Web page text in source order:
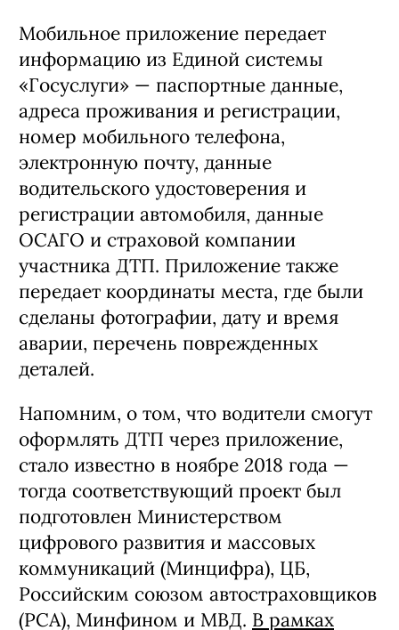
наличии придется оформлять
бумажное извещение. Если все пункты
будут выполнены в соответствии с
действующими нормативными актами,
страховая служба не будет иметь права
отказать в выплате.
Мобильное приложение передает
информацию из Единой системы
«Госуслуги» — паспортные данные,
адреса проживания и регистрации,
номер мобильного телефона,
электронную почту, данные
водительского удостоверения и
ОСАГО и страховой компании
участника ДТП. Приложение также
передает координаты места, где были
сделаны фотографии, дату и время
аварии, перечень поврежденных
деталей.
Напомним, о том, что водители смогут
оформлять ДТП через приложение,